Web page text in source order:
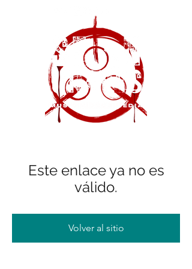
Este enlace ya no es
válido.
Volver al sitio